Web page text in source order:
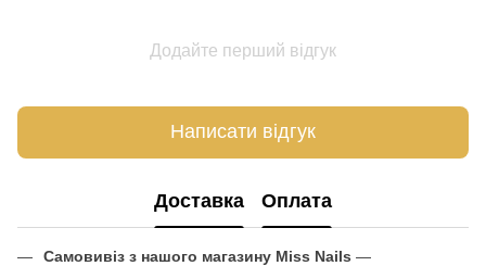
Додайте перший відгук
Написати відгук
Доставка Оплата
Самовивіз з нашого магазину Miss Nails —